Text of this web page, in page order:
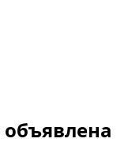
объявлена